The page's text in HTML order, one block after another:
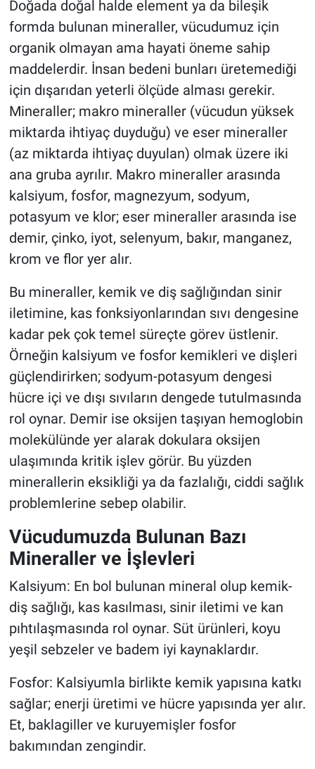
Doğada doğal halde element ya da bileşik
formda bulunan mineraller, vücudumuz için
organik olmayan ama hayati öneme sahip
maddelerdir. İnsan bedeni bunları üretemediği
için dışarıdan yeterli ölçüde alması gerekir.
Mineraller; makro mineraller (vücudun yüksek
miktarda ihtiyaç duyduğu) ve eser mineraller
(az miktarda ihtiyaç duyulan) olmak üzere iki
ana gruba ayrılır. Makro mineraller arasında
kalsiyum, fosfor, magnezyum, sodyum,
potasyum ve klor; eser mineraller arasında ise
demir, çinko, iyot, selenyum, bakır, manganez,
krom ve flor yer alır.
Bu mineraller, kemik ve diş sağlığından sinir
iletimine, kas fonksiyonlarından sıvı dengesine
kadar pek çok temel süreçte görev üstlenir.
Örneğin kalsiyum ve fosfor kemikleri ve dişleri
güçlendirirken; sodyum-potasyum dengesi
hücre içi ve dışı sıvıların dengede tutulmasında
rol oynar. Demir ise oksijen taşıyan hemoglobin
molekülünde yer alarak dokulara oksijen
ulaşımında kritik işlev görür. Bu yüzden
minerallerin eksikliği ya da fazlalığı, ciddi sağlık
problemlerine sebep olabilir.
Vücudumuzda Bulunan Bazı
Mineraller ve İşlevleri
Kalsiyum: En bol bulunan mineral olup kemik-
diş sağlığı, kas kasılması, sinir iletimi ve kan
pıhtılaşmasında rol oynar. Süt ürünleri, koyu
yeşil sebzeler ve badem iyi kaynaklardır.
Fosfor: Kalsiyumla birlikte kemik yapısına katkı
sağlar; enerji üretimi ve hücre yapısında yer alır.
Et, baklagiller ve kuruyemişler fosfor
bakımından zengindir.